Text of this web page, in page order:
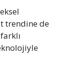
trendine de